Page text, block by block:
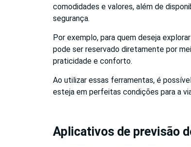
comodidades e valores, além de
segurança.
Por exemplo, para quem deseja
pode ser reservado diretamente por
praticidade e conforto.
Ao utilizar essas ferramentas, é
esteja em perfeitas condições para a
Aplicativos de previsão